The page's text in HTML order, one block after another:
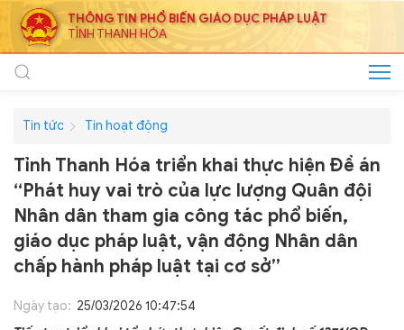
THÔNG TIN PHỔ BIẾN GIÁO DỤC PHÁP LUẬT
TỈNH THANH HÓA
Tin tức Tin hoạt động
Tỉnh Thanh Hóa triển khai thực hiện Đề án
“Phát huy vai trò của lực lượng Quân đội
Nhân dân tham gia công tác phổ biến,
giáo dục pháp luật, vận động Nhân dân
chấp hành pháp luật tại cơ sở”
Ngày tạo: 25/03/2026 10:47:54